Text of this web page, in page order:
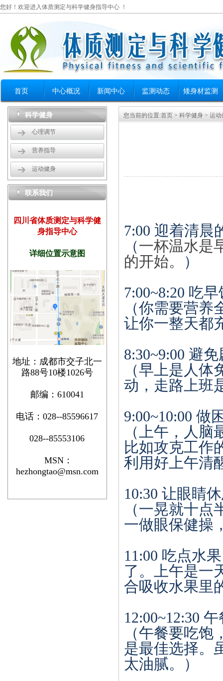
您好！欢迎进入体质测定与科学健身指导中心 ！
首页 中心概况 新闻中心 监测动态 矮身材监测
科学健身
心理调节
营养指导
运动健身
联系我们
四川省体质测定与科学健
身指导中心
详细位置示意图
地址：成都市交子北一
路88号10楼1026号
邮编：610041
电话：028--85596617
028--85553106
MSN：
hezhongtao@msn.com
您当前的位置:首页 > 科学健身 > 运动
7:00 迎着清晨
（一杯温水是
的开始。
）
7:00~8:20 吃早
（你需要营
让你一整天都
8:30~9:00 避免
（早上是人
动，走路上班
9:00~10:00 做
（上午，人
比如攻克工作
利用好上午清
10:30 让眼睛
（一晃就十
一做眼保健操
11:00 吃点水
了。上午是一
合吸收水果里
12:00~12:30 午
（午餐要吃
是最佳选择。
太油腻。）